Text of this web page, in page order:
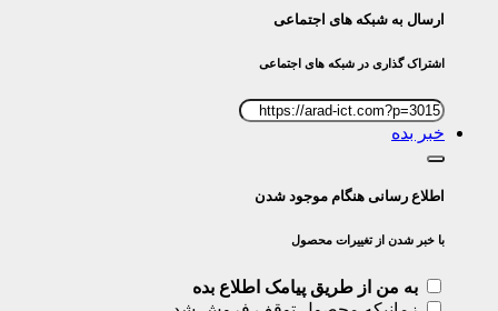
ارسال به شبکه های اجتماعی
اشتراک گذاری در شبکه های اجتماعی
خبر بده
اطلاع رسانی هنگام موجود شدن
با خبر شدن از تغییرات محصول
به من از طریق پیامک اطلاع بده